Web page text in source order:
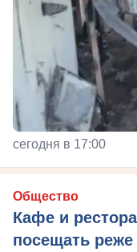
сегодня в 17:00
Общество
Кафе и
посещать реже